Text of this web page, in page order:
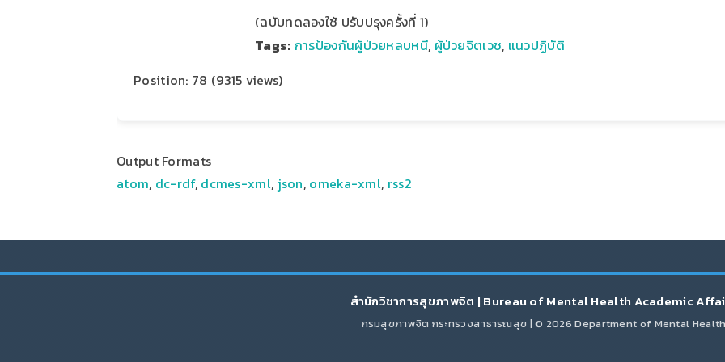
(ฉบับทดลองใช้ ปรับปรุงครั้งที่ 1)
Tags: การป้องกันผู้ป่วยหลบหนี, ผู้ป่วยจิตเวช, แนวปฏิบัติ
Position: 78 (9315 views)
Output Formats
atom, dc-rdf, dcmes-xml, json, omeka-xml, rss2
สำนักวิชาการสุขภาพจิต | Bureau of Mental Health Academic
กรมสุขภาพจิต กระทรวงสาธารณสุข | © 2026 Department of Mental Health